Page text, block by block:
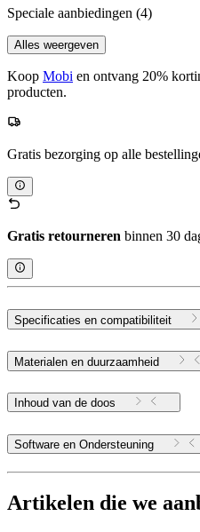
Speciale aanbiedingen (4)
Alles weergeven
Koop Mobi en ontvang 20%
producten.
Gratis bezorging op alle
Gratis retourneren binnen 30
Specificaties en compatibiliteit
Materialen en duurzaamheid
Inhoud van de doos
Software en Ondersteuning
Artikelen die we